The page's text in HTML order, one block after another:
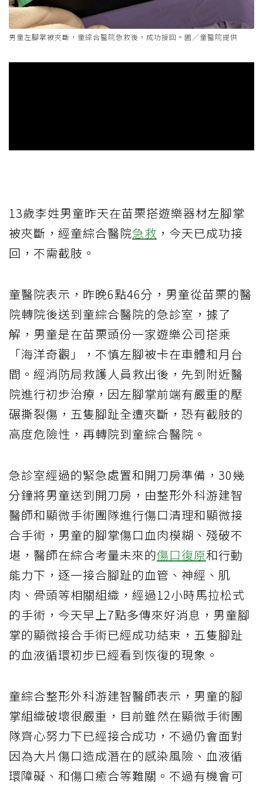
男童左腳掌被夾斷，童綜合醫院急救後，成功接回。圖／童醫院提供
13歲李姓男童昨天在苗栗搭遊樂器材左腳掌
被夾斷，經童綜合醫院急救 ，今天已成功接
回，不需截肢。
童醫院表示，昨晚6點46分，男童從苗栗的醫
院轉院後送到童綜合醫院的急診室，據了
解，男童是在苗栗頭份一家遊樂公司搭乘
「海洋奇觀」，不慎左腳被卡在車體和月台
間。經消防局救護人員救出後，先到附近醫
院進行初步治療，因左腳掌前端有嚴重的壓
碾撕裂傷，五隻腳趾全遭夾斷，恐有截肢的
高度危險性，再轉院到童綜合醫院。
急診室經過的緊急處置和開刀房準備，30幾
分鐘將男童送到開刀房，由整形外科游建智
醫師和顯微手術團隊進行傷口清理和顯微接
合手術，男童的腳掌傷口血肉模糊、殘破不
堪，醫師在綜合考量未來的傷口復原和行動
能力下，逐一接合腳趾的血管、神經、肌
肉、骨頭等相關組織，經過12小時馬拉松式
的手術，今天早上7點多傳來好消息，男童腳
掌的顯微接合手術已經成功結束，五隻腳趾
的血液循環初步已經看到恢復的現象。
童綜合整形外科游建智醫師表示，男童的腳
掌組織破壞很嚴重，目前雖然在顯微手術團
隊齊心努力下已經接合成功，不過仍會面對
因為大片傷口造成潛在的感染風險、血液循
環障礙、和傷口癒合等難關。不過有機會可